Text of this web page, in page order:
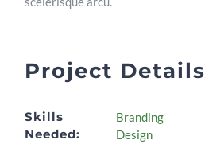
Project Details
Skills
Needed:
Branding
Design